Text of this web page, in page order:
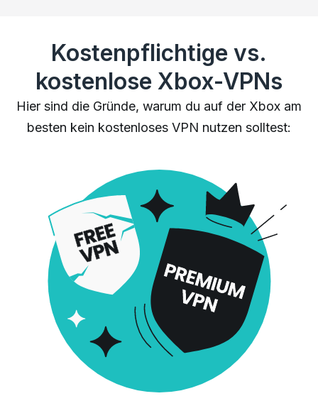
Kostenpflichtige vs.
kostenlose Xbox-VPNs
Hier sind die Gründe, warum du auf der Xbox am
besten kein kostenloses VPN nutzen solltest: